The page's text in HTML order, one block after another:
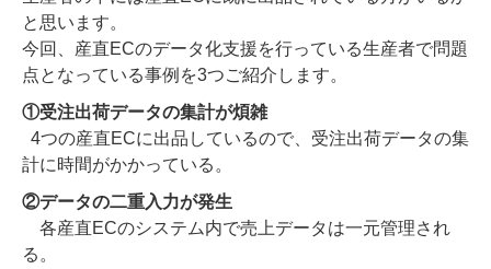
と思います。
今回、産直ECのデータ化支援を行っている生産者で問題
点となっている事例を3つご紹介します。
①受注出荷データの集計が煩雑
4つの産直ECに出品しているので、受注出荷データの集
計に時間がかかっている。
②データの二重入力が発生
各産直ECのシステム内で売上データは一元管理され
る。